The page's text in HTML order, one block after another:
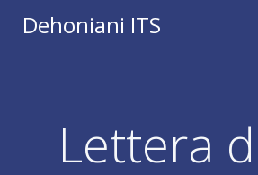
Dehoniani ITS
Lettera